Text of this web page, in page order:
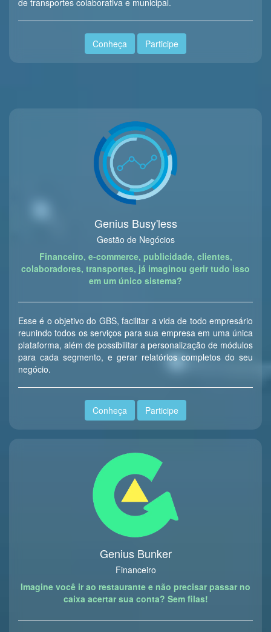
de transportes colaborativa e municipal.
Conheça Participe
Genius Busy'less
Gestão de Negócios
Financeiro, e-commerce, publicidade, clientes,
colaboradores, transportes, já imaginou gerir tudo isso
em um único sistema?
Esse é o objetivo do GBS, facilitar a vida de todo empresário
reunindo todos os serviços para sua empresa em uma única
plataforma, além de possibilitar a personalização de módulos
para cada segmento, e gerar relatórios completos do seu
negócio.
Conheça Participe
Genius Bunker
Financeiro
Imagine você ir ao restaurante e não precisar passar no
caixa acertar sua conta? Sem filas!